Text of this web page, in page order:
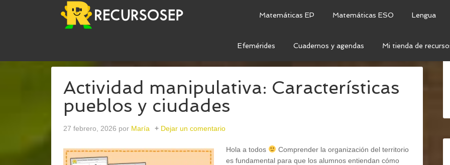
Matemáticas EP Matemáticas ESO Lengua
Efemérides Cuadernos y agendas Mi tienda de
Actividad manipulativa: Características
pueblos y ciudades
27 febrero, 2026 por María Dejar un comentario
Hola a todos
Comprender la organización del territorio
es fundamental para que los alumnos entiendan cómo